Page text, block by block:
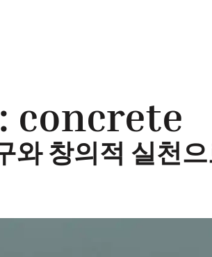
concrete
와 창의적 실천